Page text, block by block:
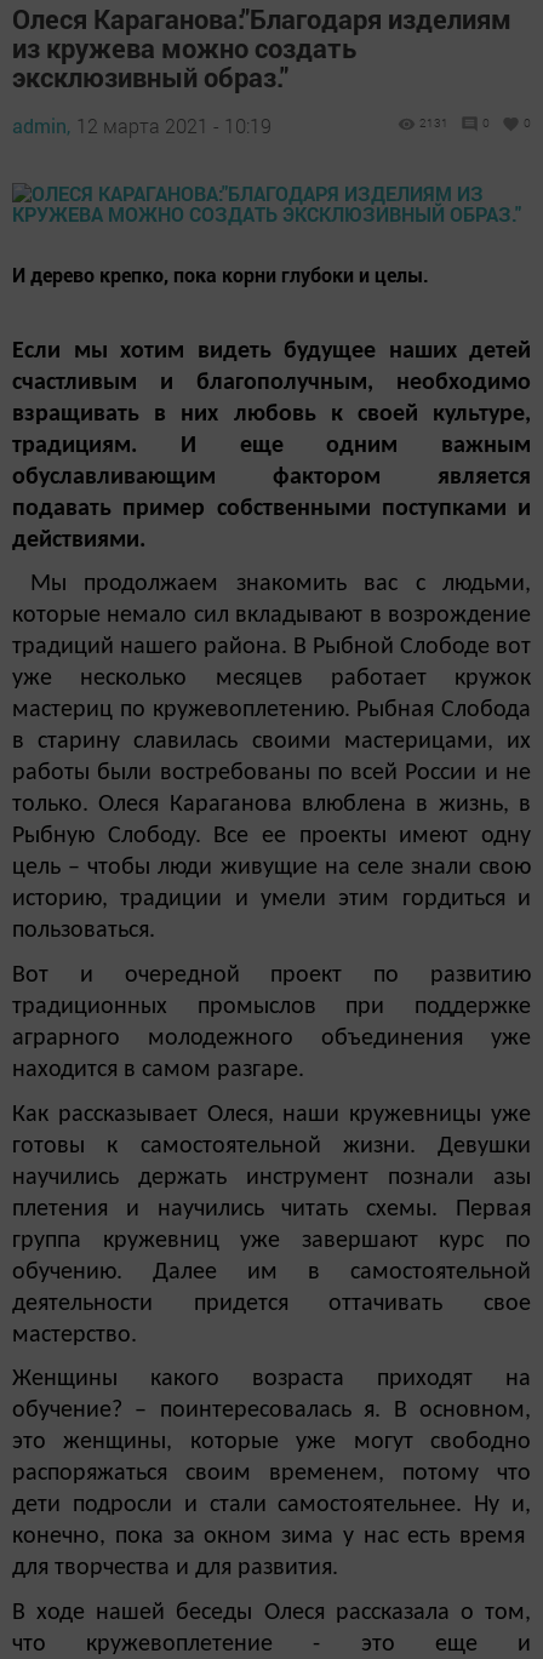
Олеся Караганова:"Благодаря изделиям
из кружева можно создать
эксклюзивный образ."
admin, 12 марта 2021 - 10:19 2131 0 0
И дерево крепко, пока корни глубоки и целы.
Если мы хотим видеть будущее наших детей
счастливым и благополучным, необходимо
взращивать в них любовь к своей культуре,
традициям. И еще одним важным
обуславливающим фактором является
подавать пример собственными поступками и
действиями.
Мы продолжаем знакомить вас с людьми,
которые немало сил вкладывают в возрождение
традиций нашего района. В Рыбной Слободе вот
уже несколько месяцев работает кружок
мастериц по кружевоплетению. Рыбная Слобода
в старину славилась своими мастерицами, их
работы были востребованы по всей России и не
только. Олеся Караганова влюблена в жизнь, в
Рыбную Слободу. Все ее проекты имеют одну
цель – чтобы люди живущие на селе знали свою
историю, традиции и умели этим гордиться и
пользоваться.
Вот и очередной проект по развитию
традиционных промыслов при поддержке
аграрного молодежного объединения уже
находится в самом разгаре.
Как рассказывает Олеся, наши кружевницы уже
готовы к самостоятельной жизни. Девушки
научились держать инструмент познали азы
плетения и научились читать схемы. Первая
группа кружевниц уже завершают курс по
обучению. Далее им в самостоятельной
деятельности придется оттачивать свое
мастерство.
Женщины какого возраста приходят на
обучение? – поинтересовалась я. В основном,
это женщины, которые уже могут свободно
распоряжаться своим временем, потому что
дети подросли и стали самостоятельнее. Ну и,
конечно, пока за окном зима у нас есть время
для творчества и для развития.
В ходе нашей беседы Олеся рассказала о том,
что кружевоплетение - это еще и